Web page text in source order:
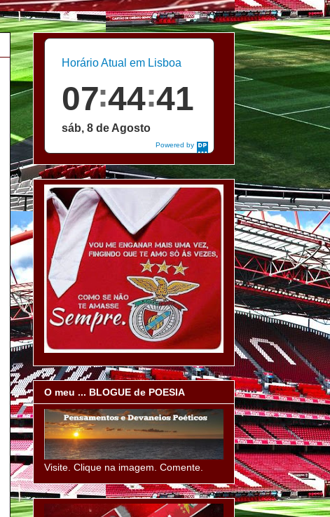
Powered by
DaysPedia.c
Horário Atual em Lisboa
07 44 43
sáb, 8 de Agosto
O meu ... BLOGUE de POESIA
Visite. Clique na imagem. Comente.